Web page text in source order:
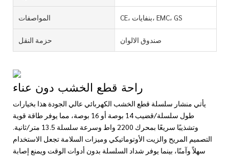
المواصفات CE، بنفايات، EMC، GS
حزمة النقل صندوق الالوان
يأتي منشار سلسلة قطع الخشب الكهربائي عالي الجودة هذا بخيارات
طول سلسلة/قضيب 14 بوصة أو 16 بوصة، مما يوفر طاقة قوية
وتشذيبًا سريعًا بمحرك 2200 واط وسرعة سلسلة 13.5 متر/ثانية.
التصميم المريح والزيت الأوتوماتيكي وميزات السلامة تجعل الاستخدام
سهلاً وآمنًا، بينما يوفر شداد السلسلة بدون أدوات الوقت ويمنع إصابة